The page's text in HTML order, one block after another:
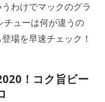
わけでマックのグラ
チューは何が違うの
場を早速チェック！
！コク旨ビー